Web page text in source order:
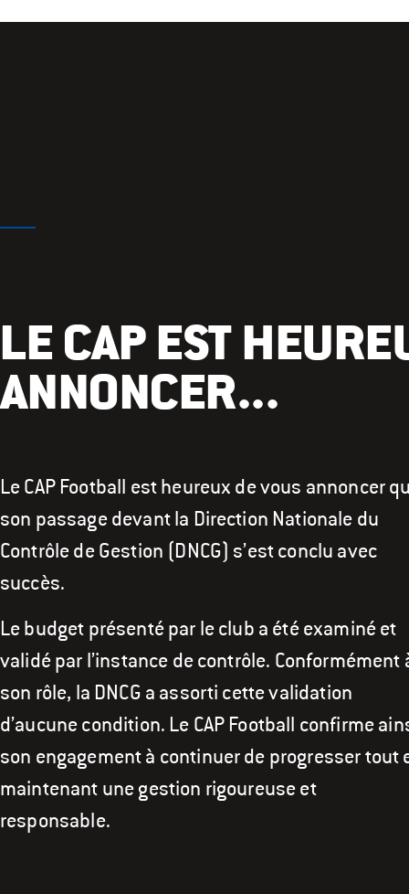
LE CAP EST
ANNONCER...
Le CAP Football est heureux de vous annoncer
son passage devant la Direction Nationale du
Contrôle de Gestion (DNCG) s’est conclu avec
succès.
Le budget présenté par le club a été examiné et
validé par l’instance de contrôle. Conformément
son rôle, la DNCG a assorti cette validation
d’aucune condition. Le CAP Football confirme
son engagement à continuer de progresser tout
maintenant une gestion rigoureuse et
responsable.